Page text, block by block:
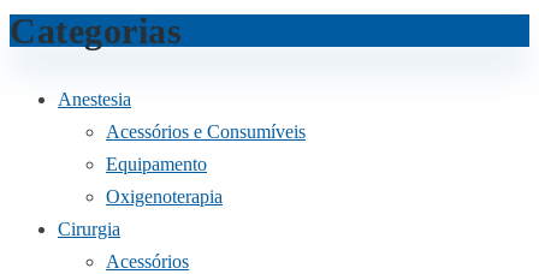
Categorias
Anestesia
Acessórios e Consumíveis
Equipamento
Oxigenoterapia
Cirurgia
Acessórios